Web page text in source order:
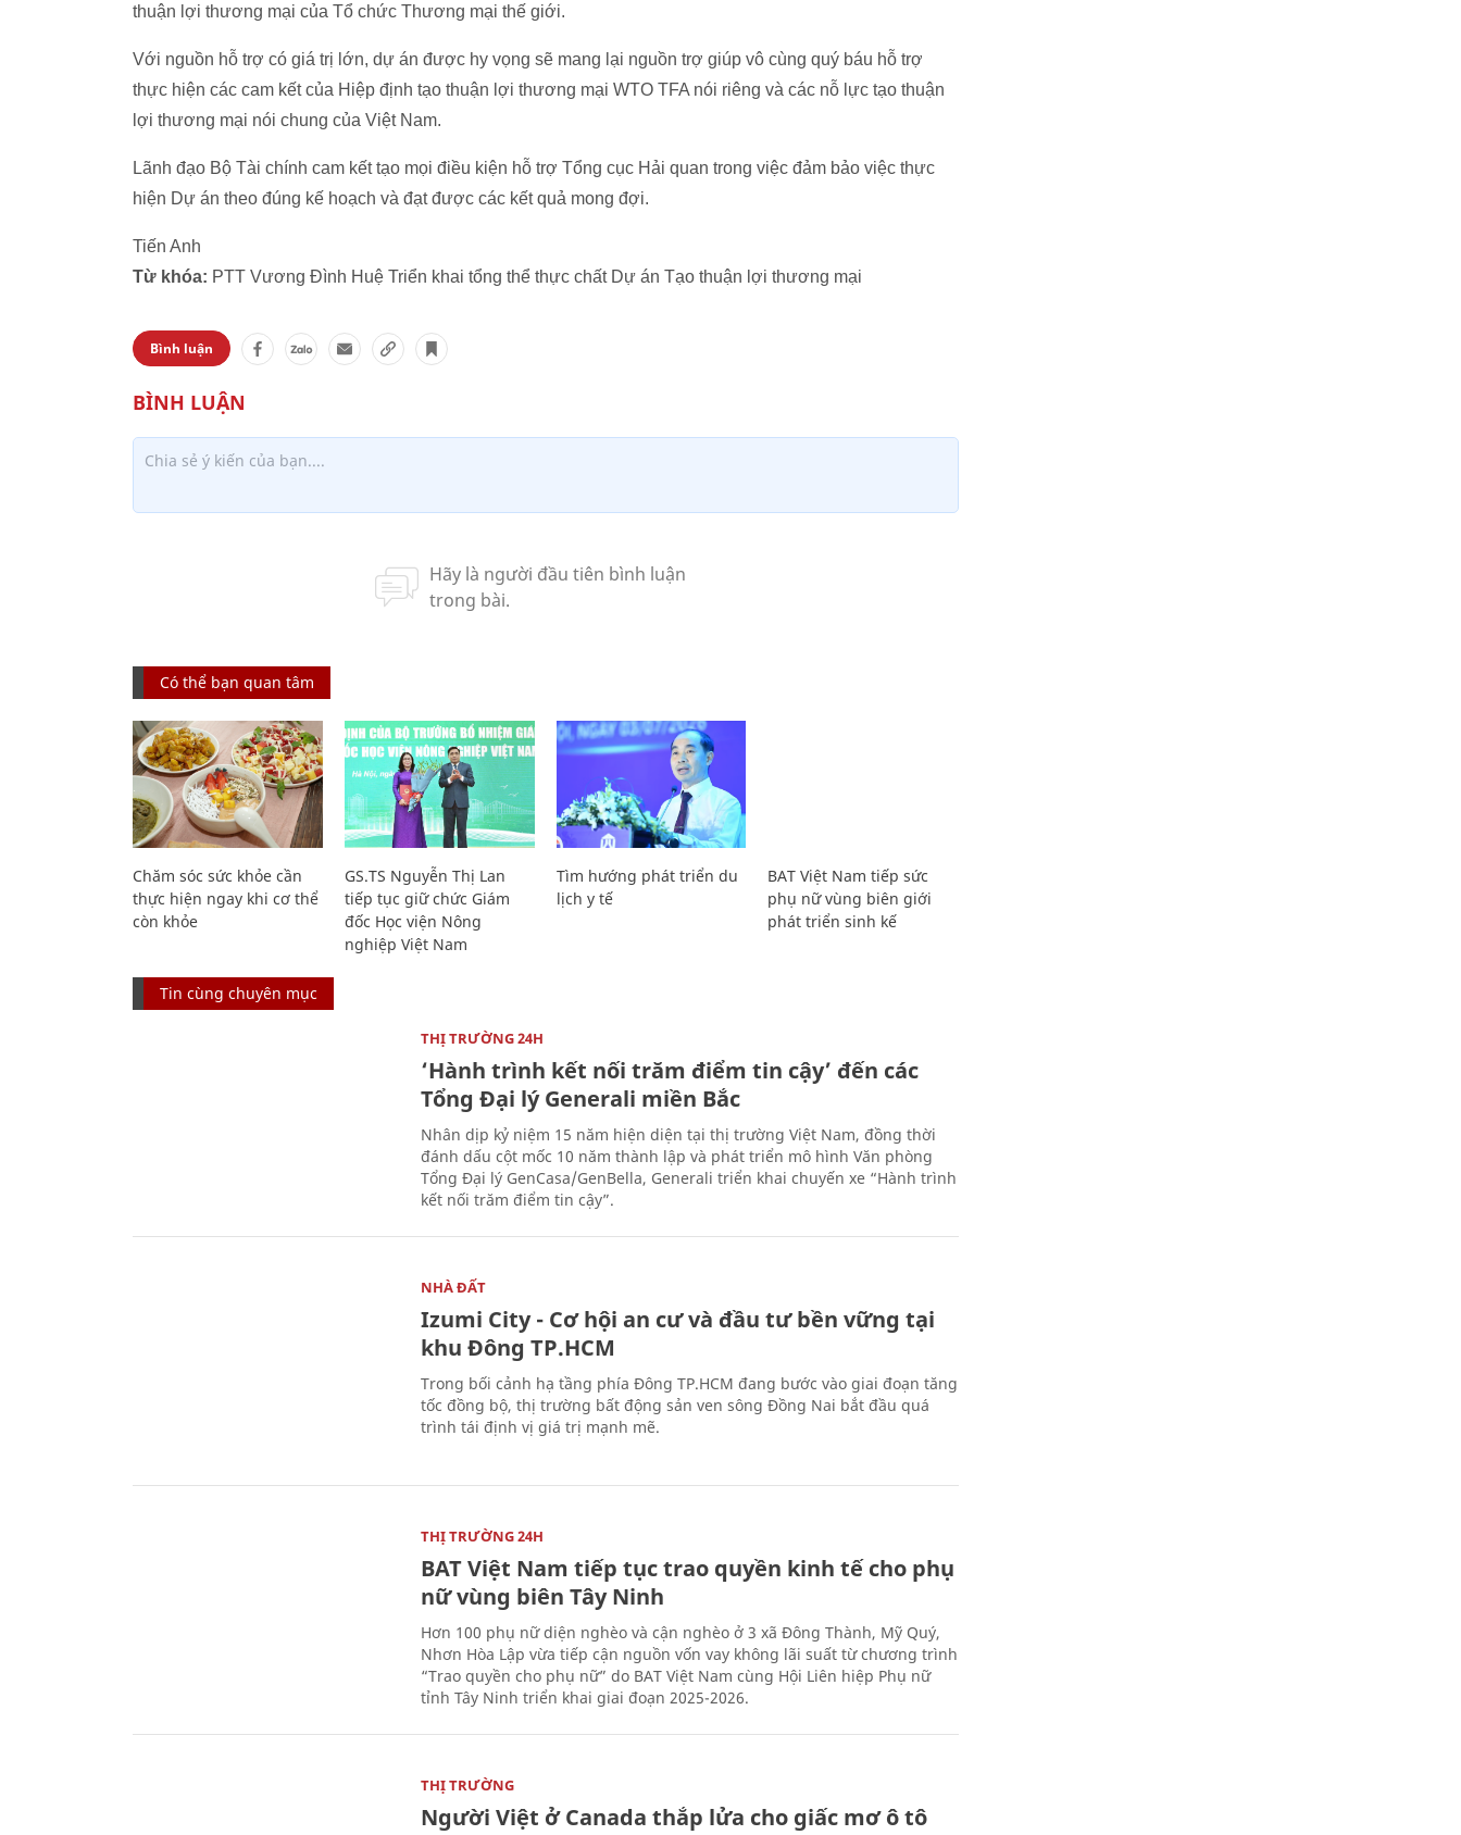
thuận lợi thương mại của Tổ chức Thương mại thế giới.
Với nguồn hỗ trợ có giá trị lớn, dự án được hy vọng sẽ mang lại nguồn trợ giúp vô cùng quý báu hỗ trợ
thực hiện các cam kết của Hiệp định tạo thuận lợi thương mại WTO TFA nói riêng và các nỗ lực tạo thuận
lợi thương mại nói chung của Việt Nam.
Lãnh đạo Bộ Tài chính cam kết tạo mọi điều kiện hỗ trợ Tổng cục Hải quan trong việc đảm bảo việc thực
hiện Dự án theo đúng kế hoạch và đạt được các kết quả mong đợi.
Tiến Anh
Từ khóa: PTT Vương Đình Huệ Triển khai tổng thể thực chất Dự án Tạo thuận lợi thương mại
Bình luận
Có thể bạn quan tâm
Chăm sóc sức khỏe cần
thực hiện ngay khi cơ thể
còn khỏe
GS.TS Nguyễn Thị Lan
tiếp tục giữ chức Giám
đốc Học viện Nông
nghiệp Việt Nam
Tìm hướng phát triển du
lịch y tế
BAT Việt Nam tiếp sức
phụ nữ vùng biên giới
phát triển sinh kế
Tin cùng chuyên mục
THỊ TRƯỜNG 24H
‘Hành trình kết nối trăm điểm tin cậy’ đến các
Tổng Đại lý Generali miền Bắc
Nhân dịp kỷ niệm 15 năm hiện diện tại thị trường Việt Nam, đồng thời
đánh dấu cột mốc 10 năm thành lập và phát triển mô hình Văn phòng
Tổng Đại lý GenCasa/GenBella, Generali triển khai chuyến xe “Hành trình
kết nối trăm điểm tin cậy”.
NHÀ ĐẤT
Izumi City - Cơ hội an cư và đầu tư bền vững tại
khu Đông TP.HCM
Trong bối cảnh hạ tầng phía Đông TP.HCM đang bước vào giai đoạn tăng
tốc đồng bộ, thị trường bất động sản ven sông Đồng Nai bắt đầu quá
trình tái định vị giá trị mạnh mẽ.
THỊ TRƯỜNG 24H
BAT Việt Nam tiếp tục trao quyền kinh tế cho phụ
nữ vùng biên Tây Ninh
Hơn 100 phụ nữ diện nghèo và cận nghèo ở 3 xã Đông Thành, Mỹ Quý,
Nhơn Hòa Lập vừa tiếp cận nguồn vốn vay không lãi suất từ chương trình
“Trao quyền cho phụ nữ” do BAT Việt Nam cùng Hội Liên hiệp Phụ nữ
tỉnh Tây Ninh triển khai giai đoạn 2025-2026.
THỊ TRƯỜNG
Người Việt ở Canada thắp lửa cho giấc mơ ô tô